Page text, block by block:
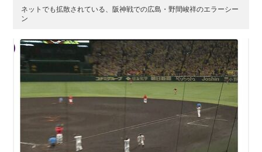
ネットでも拡散されている、阪神戦での広島・野間峻祥のエラーシー
ン